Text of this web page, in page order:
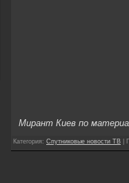
Мирант Киев по
Категория: Спутниковые новости ТВ